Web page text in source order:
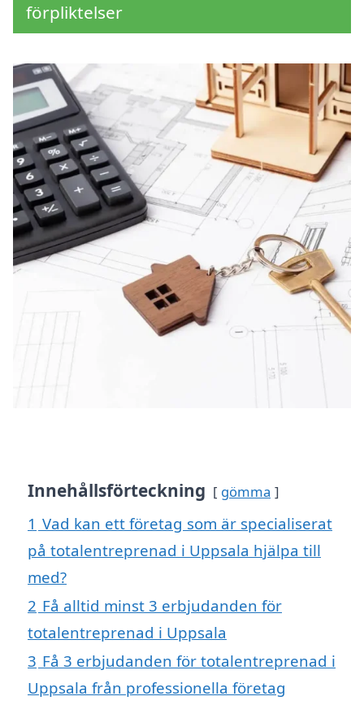
förpliktelser
Innehållsförteckning gömma
1 Vad kan ett företag som är specialiserat
på totalentreprenad i Uppsala hjälpa till
med?
2 Få alltid minst 3 erbjudanden för
totalentreprenad i Uppsala
3 Få 3 erbjudanden för totalentreprenad i
Uppsala från professionella företag